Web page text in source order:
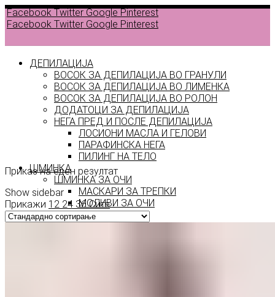
Facebook Twitter Google Pinterest
Facebook Twitter Google Pinterest
ДЕПИЛАЦИЈА
ВОСОК ЗА ДЕПИЛАЦИЈА ВО ГРАНУЛИ
ВОСОК ЗА ДЕПИЛАЦИЈА ВО ЛИМЕНКА
ВОСОК ЗА ДЕПИЛАЦИЈА ВО РОЛОН
ДОДАТОЦИ ЗА ДЕПИЛАЦИЈА
НЕГА ПРЕД И ПОСЛЕ ДЕПИЛАЦИЈА
ЛОСИОНИ МАСЛА И ГЕЛОВИ
ПАРАФИНСКА НЕГА
ПИЛИНГ НА ТЕЛО
ШМИНКА
ШМИНКА ЗА ОЧИ
МАСКАРИ ЗА ТРЕПКИ
МОЛИВИ ЗА ОЧИ
СЕНКИ ЗА ОЧИ
ТУШ ЗА ОЧИ
products
Приказ на еден резултат
Show sidebar
Прикажи 12 24 36 Сите